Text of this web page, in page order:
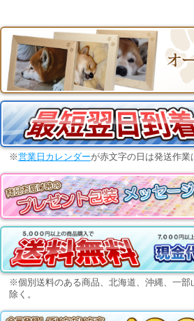
※営業日カレンダーが赤文字の日は発送作業
※個別送料のある商品、北海道、沖縄、一部
除く。